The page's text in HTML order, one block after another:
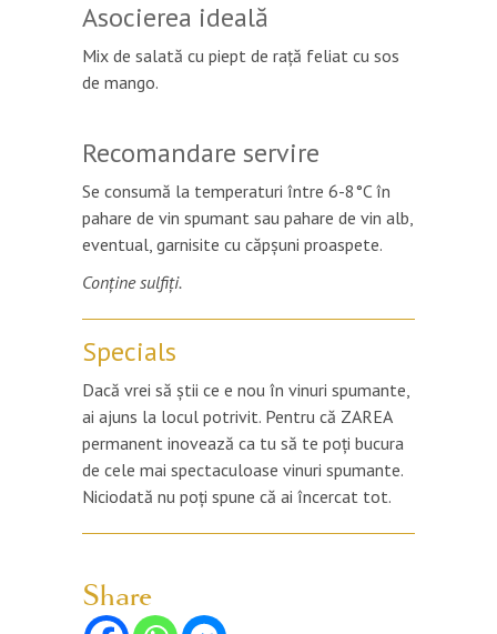
Asocierea ideală
Mix de salată cu piept de rață feliat cu sos
de mango.
Recomandare servire
Se consumă la temperaturi între 6-8°C în
pahare de vin spumant sau pahare de vin alb,
eventual, garnisite cu căpșuni proaspete.
Conține sulfiți.
Specials
Dacă vrei să ştii ce e nou în vinuri spumante,
ai ajuns la locul potrivit. Pentru că ZAREA
permanent inovează ca tu să te poţi bucura
de cele mai spectaculoase vinuri spumante.
Niciodată nu poţi spune că ai încercat tot.
Share